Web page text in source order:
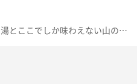
「深緑の露天 大正風情が残る老舗旅館」緑深まる鬼首で美肌の湯とここでしか味わえない山の幸を堪能します。【放送局】東日本放送【放送日】2026年6月25日(木)